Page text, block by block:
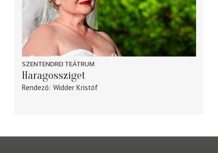
SZENTENDREI TEÁTRUM
Haragossziget
Rendező Widder Kristóf